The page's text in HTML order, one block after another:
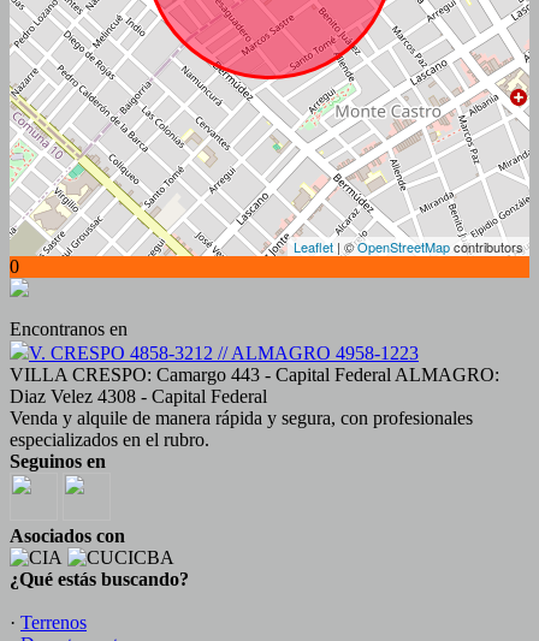
Leaflet | ©OpenStreetMapcontributors
0
Encontranos en
V. CRESPO 4858-3212 // ALMAGRO 4958-1223
VILLA CRESPO: Camargo 443 - Capital Federal ALMAGRO:
Diaz Velez 4308 - Capital Federal
Venda y alquile de manera rápida y segura, con profesionales
especializados en el rubro.
Seguinos en
Asociados con
¿Qué estás buscando?
· Terrenos